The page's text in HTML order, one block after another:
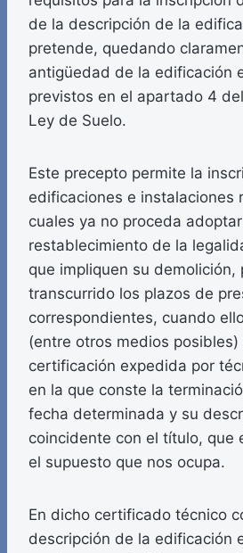
de la descripción de la
pretende, quedando
antigüedad de la edificación
previstos en el apartado 4
Ley de Suelo.
Este precepto permite la
edificaciones e instalaciones
cuales ya no proceda
restablecimiento de la
que impliquen su demolición,
transcurrido los plazos de
correspondientes, cuando
(entre otros medios posibles)
certificación expedida por
en la que conste la
fecha determinada y su
coincidente con el título, que
el supuesto que nos ocupa.
En dicho certificado técnico
descripción de la edificación